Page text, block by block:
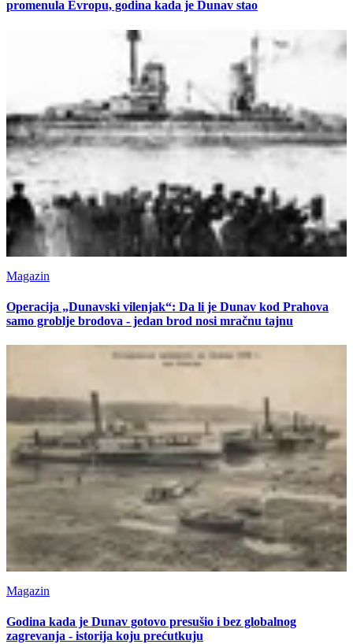
promenula Evropu, godina kada je Dunav stao
Magazin
Operacija „Dunavski vilenjak“: Da li je Dunav kod Prahova
samo groblje brodova - jedan brod nosi mračnu tajnu
Magazin
Godina kada je Dunav gotovo presušio i bez globalnog
zagrevanja - istorija koju prećutkuju